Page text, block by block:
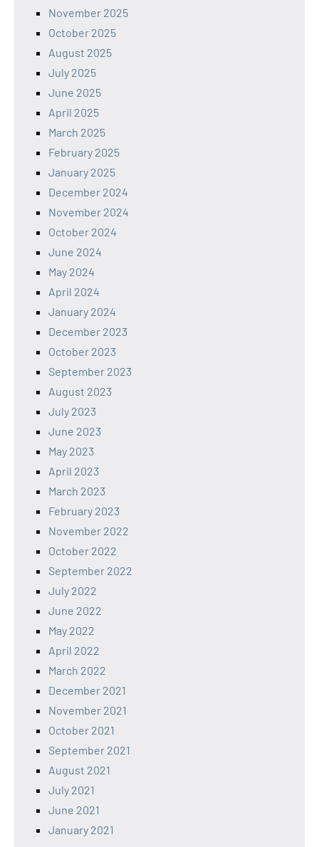
November 2025
October 2025
August 2025
July 2025
June 2025
April 2025
March 2025
February 2025
January 2025
December 2024
November 2024
October 2024
June 2024
May 2024
April 2024
January 2024
December 2023
October 2023
September 2023
August 2023
July 2023
June 2023
May 2023
April 2023
March 2023
February 2023
November 2022
October 2022
September 2022
July 2022
June 2022
May 2022
April 2022
March 2022
December 2021
November 2021
October 2021
September 2021
August 2021
July 2021
June 2021
January 2021